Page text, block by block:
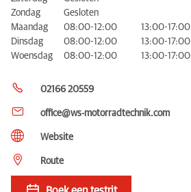
Zondag
Gesloten
Maandag
08:00-12:00
13:00-17:00
Dinsdag
08:00-12:00
13:00-17:00
Woensdag
08:00-12:00 13:00-17:00
02166 20559
office@ws-motorradtechnik.com
Website
Route